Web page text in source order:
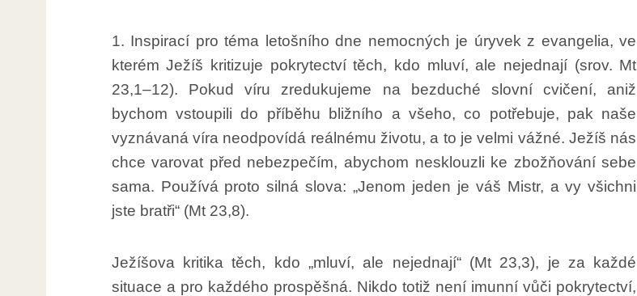
1. Inspirací pro téma letošního dne nemocných je úryvek z evangelia, ve
kterém Ježíš kritizuje pokrytectví těch, kdo mluví, ale nejednají (srov. Mt
23,1–12). Pokud víru zredukujeme na bezduché slovní cvičení, aniž
bychom vstoupili do příběhu bližního a všeho, co potřebuje, pak naše
vyznávaná víra neodpovídá reálnému životu, a to je velmi vážné. Ježíš nás
chce varovat před nebezpečím, abychom nesklouzli ke zbožňování sebe
sama. Používá proto silná slova: „Jenom jeden je váš Mistr, a vy všichni
jste bratři“ (Mt 23,8).
Ježíšova kritika těch, kdo „mluví, ale nejednají“ (Mt 23,3), je za každé
situace a pro každého prospěšná. Nikdo totiž není imunní vůči pokrytectví,